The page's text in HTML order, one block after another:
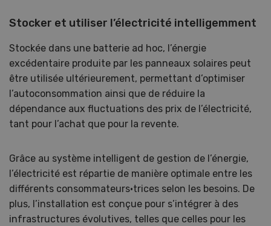
Stocker et utiliser l’électricité intelligemment
Stockée dans une batterie ad hoc, l’énergie
excédentaire produite par les panneaux solaires peut
être utilisée ultérieurement, permettant d’optimiser
l’autoconsommation ainsi que de réduire la
dépendance aux fluctuations des prix de l’électricité,
tant pour l’achat que pour la revente.
Grâce au système intelligent de gestion de l’énergie,
l’électricité est répartie de manière optimale entre les
différents consommateurs·trices selon les besoins. De
plus, l’installation est conçue pour s’intégrer à des
infrastructures évolutives, telles que celles pour les